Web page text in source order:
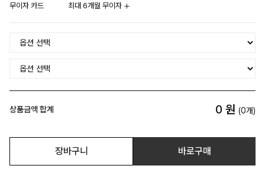
무이자 카드 최대 6개월 무이자
상품금액 합계 0 원 (0개)
장바구니 바로구매